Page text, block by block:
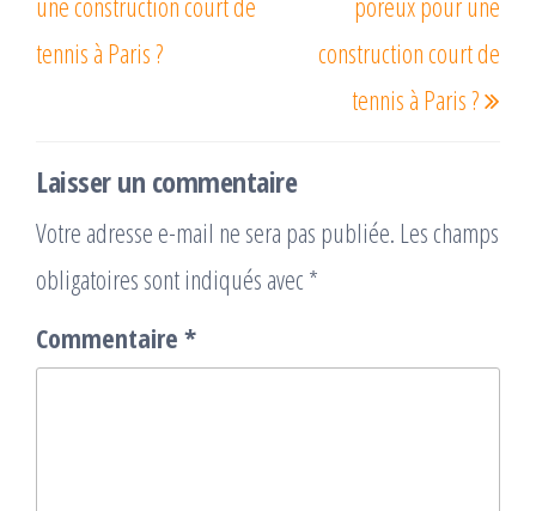
tennis à Paris ?
construction court de
tennis à Paris ?
Laisser un commentaire
Votre adresse e-mail ne sera pas publiée. Les champs
obligatoires sont indiqués avec *
Commentaire *